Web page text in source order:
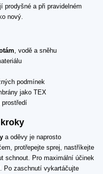
prodyšné a při pravidelném
nový.
, vodě a sněhu
podmínek
jako TEX
a oděvy je naprosto
protřepejte sprej, nastříkejte
schnout. Pro maximální účinek
Po zaschnutí vykartáčujte